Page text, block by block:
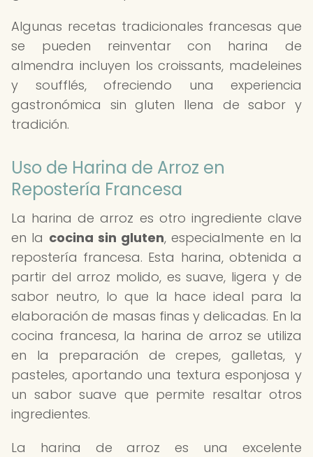
Algunas recetas tradicionales francesas que
se pueden reinventar con harina de
almendra incluyen los croissants, madeleines
y soufflés, ofreciendo una experiencia
gastronómica sin gluten llena de sabor y
tradición.
Uso de Harina de Arroz en
Repostería Francesa
La harina de arroz es otro ingrediente clave
en la cocina sin gluten, especialmente en la
repostería francesa. Esta harina, obtenida a
partir del arroz molido, es suave, ligera y de
sabor neutro, lo que la hace ideal para la
elaboración de masas finas y delicadas. En la
cocina francesa, la harina de arroz se utiliza
en la preparación de crepes, galletas, y
pasteles, aportando una textura esponjosa y
un sabor suave que permite resaltar otros
ingredientes.
La harina de arroz es una excelente